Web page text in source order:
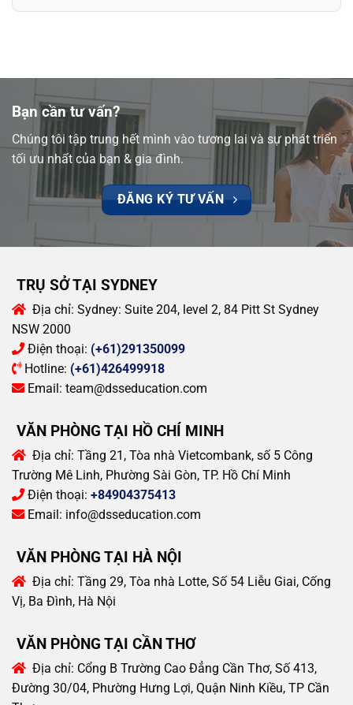
Bạn cần tư vấn?
Chúng tôi tập trung hết mình vào tương lai và sự phát triển
tối ưu nhất của bạn & gia đình.
ĐĂNG KÝ TƯ VẤN
TRỤ SỞ TẠI SYDNEY
Địa chỉ: Sydney: Suite 204, level 2, 84 Pitt St Sydney
NSW 2000
Điện thoại: (+61)291350099
Hotline: (+61)426499918
Email: team@dsseducation.com
VĂN PHÒNG TẠI HỒ CHÍ MINH
Địa chỉ: Tầng 21, Tòa nhà Vietcombank, số 5 Công
Trường Mê Linh, Phường Sài Gòn, TP. Hồ Chí Minh
Điện thoại: +84904375413
Email: info@dsseducation.com
VĂN PHÒNG TẠI HÀ NỘI
Địa chỉ: Tầng 29, Tòa nhà Lotte, Số 54 Liễu Giai, Cống
Vị, Ba Đình, Hà Nội
VĂN PHÒNG TẠI CẦN THƠ
Địa chỉ: Cổng B Trường Cao Đẳng Cần Thơ, Số 413,
Đường 30/04, Phường Hưng Lợi, Quận Ninh Kiều, TP Cần